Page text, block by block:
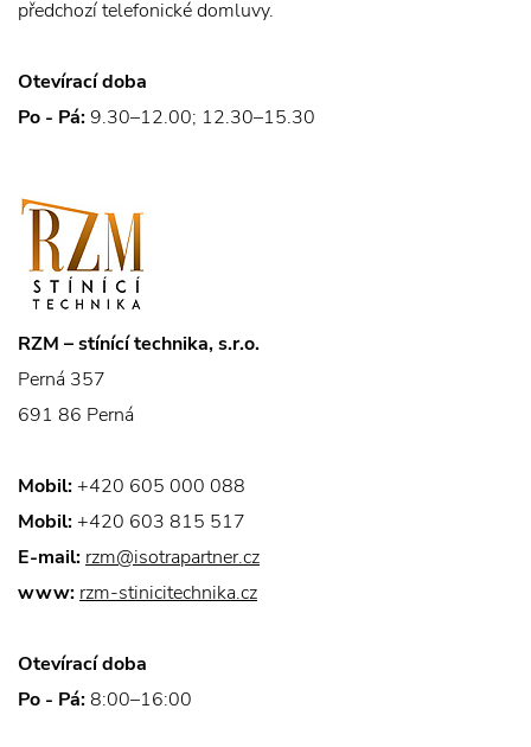
předchozí telefonické domluvy.
Otevírací doba
Po - Pá: 9.30–12.00; 12.30–15.30
RZM – stínící technika, s.r.o.
Perná 357
691 86 Perná
Mobil: +420 605 000 088
Mobil: +420 603 815 517
E-mail: rzm@isotrapartner.cz
www: rzm-stinicitechnika.cz
Otevírací doba
Po - Pá:8:00–16:00